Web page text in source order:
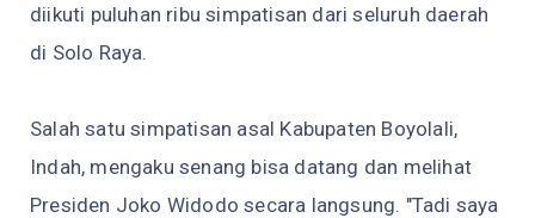
diikuti puluhan ribu simpatisan dari seluruh daerah
di Solo Raya.
Salah satu simpatisan asal Kabupaten Boyolali,
Indah, mengaku senang bisa datang dan melihat
Presiden Joko Widodo secara langsung. "Tadi saya